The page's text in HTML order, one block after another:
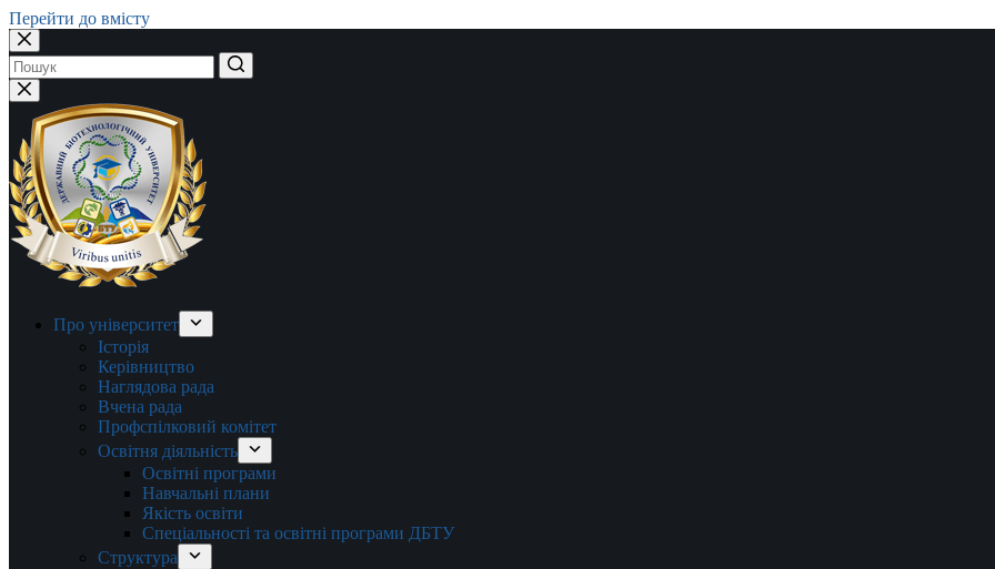
Перейти до вмісту
Немає
результатів
Про університет
Історія
Керівництво
Наглядова рада
Вчена рада
Профспілковий комітет
Освітня діяльність
Освітні програми
Навчальні плани
Якість освіти
Спеціальності та освітні програми ДБТУ
Структура